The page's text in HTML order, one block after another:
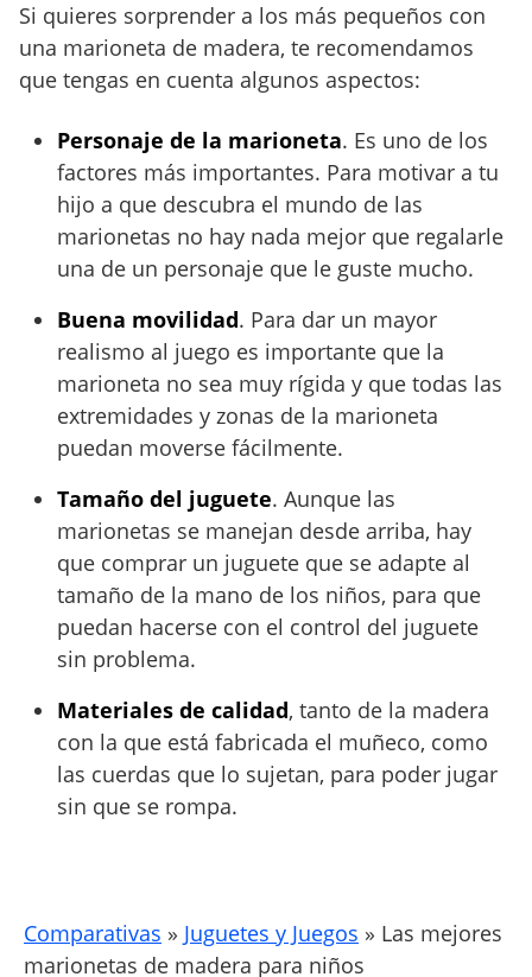
Si quieres sorprender a los más pequeños con
una marioneta de madera, te recomendamos
que tengas en cuenta algunos aspectos:
Personaje de la marioneta. Es uno de los
factores más importantes. Para motivar a tu
hijo a que descubra el mundo de las
marionetas no hay nada mejor que regalarle
una de un personaje que le guste mucho.
Buena movilidad. Para dar un mayor
realismo al juego es importante que la
marioneta no sea muy rígida y que todas las
extremidades y zonas de la marioneta
puedan moverse fácilmente.
Tamaño del juguete. Aunque las
marionetas se manejan desde arriba, hay
que comprar un juguete que se adapte al
tamaño de la mano de los niños, para que
puedan hacerse con el control del juguete
sin problema.
Materiales de calidad, tanto de la madera
con la que está fabricada el muñeco, como
las cuerdas que lo sujetan, para poder jugar
sin que se rompa.
Comparativas » Juguetes y Juegos » Las mejores
marionetas de madera para niños